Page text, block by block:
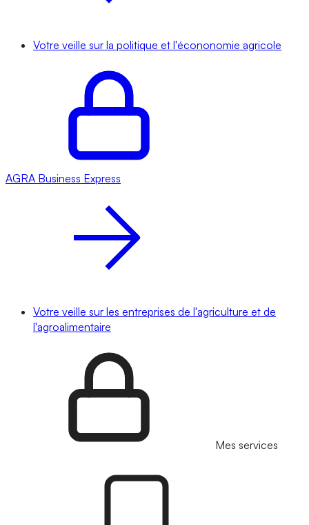
Votre veille sur la politique et l'écononomie agricole
AGRA Business Express
Votre veille sur les entreprises de l'agriculture et de
l'agroalimentaire
Mes services